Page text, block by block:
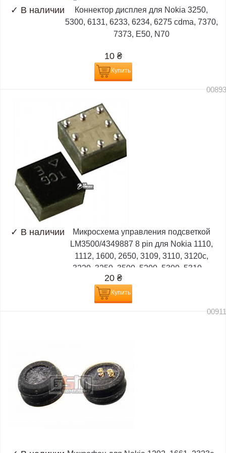
✓ В наличии
Коннектор дисплея для Nokia 3250,
5300, 6131, 6233, 6234, 6275 cdma, 7370,
7373, E50, N70
10 ₴
Купить
✓ В наличии
Микросхема управления подсветкой
LM3500/4349887 8 pin для Nokia 1110,
1112, 1600, 2650, 3109, 3110, 3120c,
3220, 3250, 3500, 5200, 5300, 5310,...
20 ₴
Купить